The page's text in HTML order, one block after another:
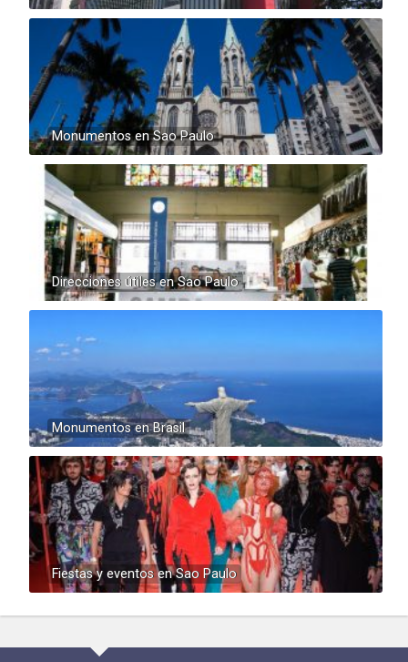
Monumentos en Sao Paulo
Direcciones útiles en Sao Paulo
Monumentos en Brasil
Fiestas y eventos en Sao Paulo